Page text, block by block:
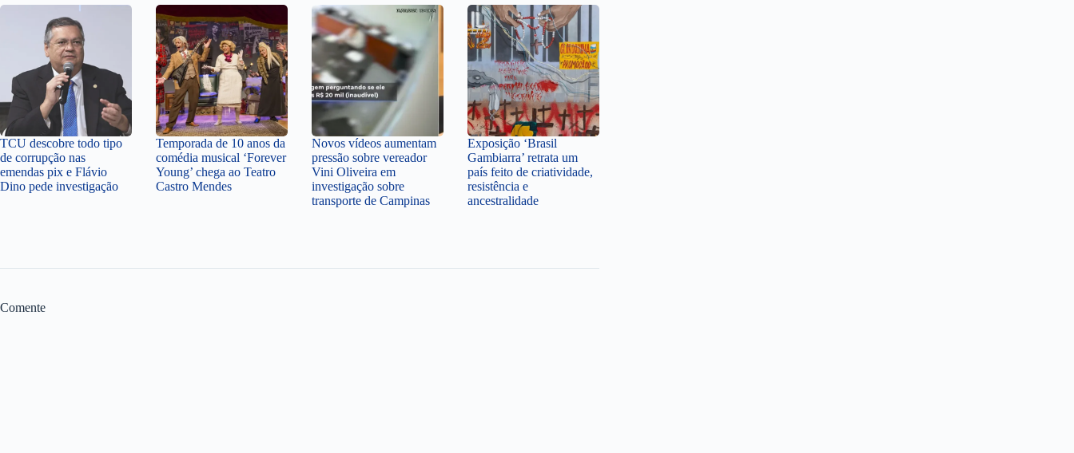
TCU descobre todo tipo
de corrupção nas
emendas pix e Flávio
Dino pede investigação
Temporada de 10 anos da
comédia musical ‘Forever
Young’ chega ao Teatro
Castro Mendes
Novos vídeos aumentam
pressão sobre vereador
Vini Oliveira em
investigação sobre
transporte de Campinas
Exposição ‘Brasil
Gambiarra’ retrata um
país feito de criatividade,
resistência e
ancestralidade
Comente